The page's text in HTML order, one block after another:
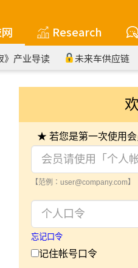
Research
》产业导读 未来车供应链
★ 若您是第一次使用
【范例：user@company.com】
忘记口令
记住帐号口令